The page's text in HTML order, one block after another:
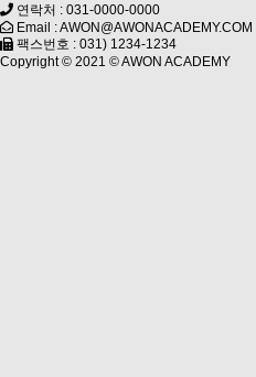
연락처 : 031-0000-0000
Email : AWON@AWONACADEMY.COM
팩스번호 : 031) 1234-1234
Copyright © 2021 ©AWON ACADEMY